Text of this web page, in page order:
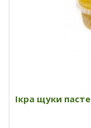
Ікра щуки